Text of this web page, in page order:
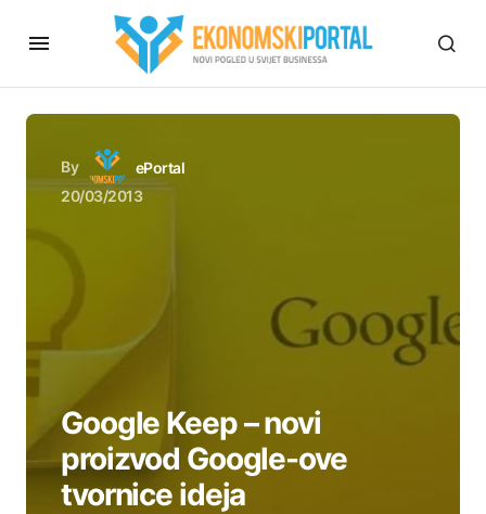
By
ePortal
20/03/2013
Google Keep – novi
proizvod Google-ove
tvornice ideja